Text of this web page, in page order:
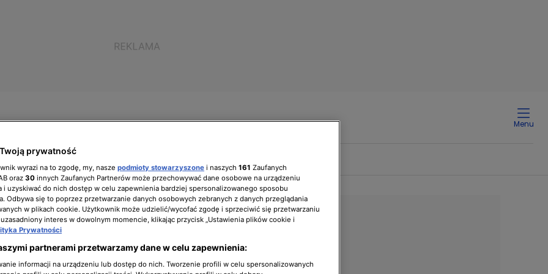
Menu
zarządzający Biuro prasowe
Od-Nowa"
prywatność
wyrazi na to zgodę, my, nasze podmioty stowarzyszone i naszych 161 Zaufanych
oraz 30 innych Zaufanych Partnerów może przechowywać dane osobowe na urządzeniu
i uzyskiwać do nich dostęp w celu zapewnienia bardziej spersonalizowanego sposobu
Odbywa się to poprzez przetwarzanie danych osobowych zebranych z danych przeglądania
w plikach cookie. Użytkownik może udzielić/wycofać zgodę i sprzeciwić się przetwarzaniu
interes w dowolnym momencie, klikając przycisk „Ustawienia plików cookie i
Prywatności
partnerami przetwarzamy dane w celu zapewnienia:
informacji na urządzeniu lub dostęp do nich. Tworzenie profili w celu spersonalizowanych